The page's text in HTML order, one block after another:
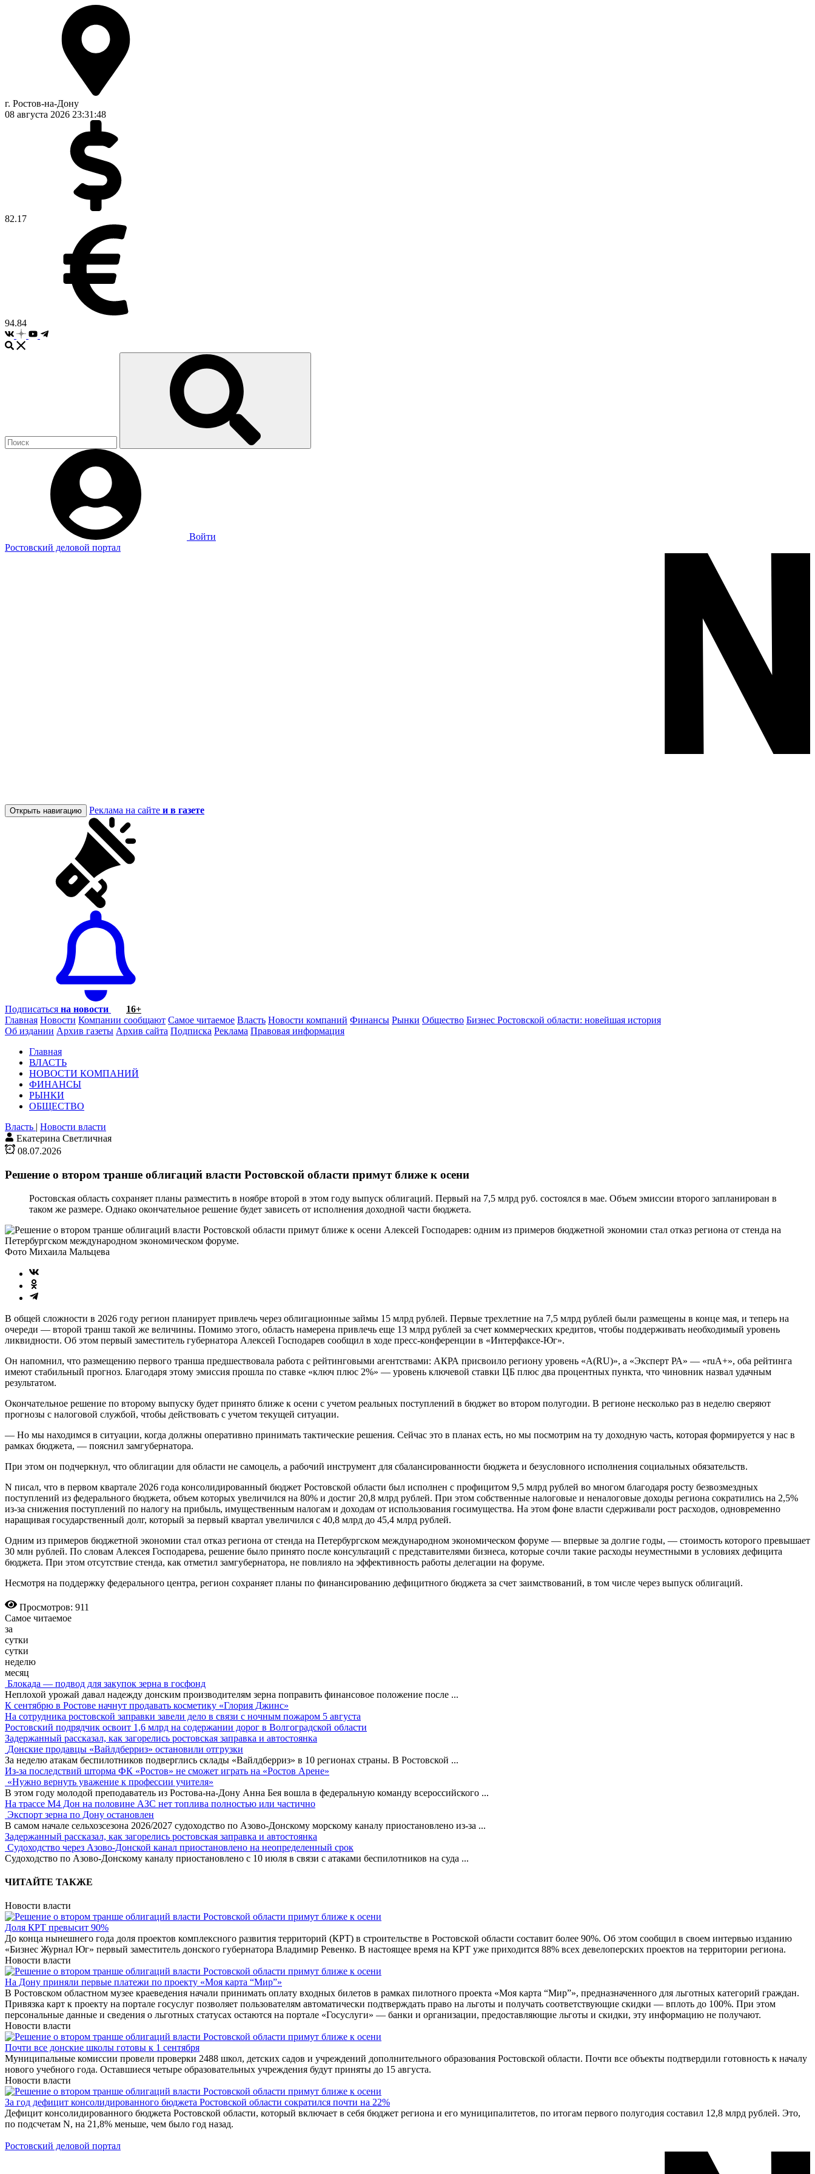
г. Ростов-на-Дону
08 августа 2026 23:31:49
82.17
94.84
Войти
Ростовский деловой портал
Открыть навигацию Реклама на сайте и в газете
Подписаться на новости
16+
Главная Новости Компании сообщают Самое читаемое Власть Новости компаний Финансы Рынки Общество Бизнес Ростовской области: новейшая история
Об издании Архив газеты Архив сайта Подписка Реклама Правовая информация
Главная
ВЛАСТЬ
НОВОСТИ КОМПАНИЙ
ФИНАНСЫ
РЫНКИ
ОБЩЕСТВО
Власть | Новости власти
Екатерина Светличная
08.07.2026
Решение о втором транше облигаций власти Ростовской области примут ближе к осени
Ростовская область сохраняет планы разместить в ноябре второй в этом году выпуск облигаций. Первый на 7,5 млрд руб. состоялся в мае. Объем эмиссии второго запланирован в
таком же размере. Однако окончательное решение будет зависеть от исполнения доходной части бюджета.
Алексей Господарев: одним из примеров бюджетной экономии стал отказ региона от стенда на
Петербургском международном экономическом форуме.
Фото Михаила Мальцева
В общей сложности в 2026 году регион планирует привлечь через облигационные займы 15 млрд рублей. Первые трехлетние на 7,5 млрд рублей были размещены в конце мая, и теперь на
очереди — второй транш такой же величины. Помимо этого, область намерена привлечь еще 13 млрд рублей за счет коммерческих кредитов, чтобы поддерживать необходимый уровень
ликвидности. Об этом первый заместитель губернатора Алексей Господарев сообщил в ходе пресс-конференции в «Интерфаксе-Юг».
Он напомнил, что размещению первого транша предшествовала работа с рейтинговыми агентствами: АКРА присвоило региону уровень «А(RU)», а «Эксперт РА» — «ruА+», оба рейтинга
имеют стабильный прогноз. Благодаря этому эмиссия прошла по ставке «ключ плюс 2%» — уровень ключевой ставки ЦБ плюс два процентных пункта, что чиновник назвал удачным
результатом.
Окончательное решение по второму выпуску будет принято ближе к осени с учетом реальных поступлений в бюджет во втором полугодии. В регионе несколько раз в неделю сверяют
прогнозы с налоговой службой, чтобы действовать с учетом текущей ситуации.
— Но мы находимся в ситуации, когда должны оперативно принимать тактические решения. Сейчас это в планах есть, но мы посмотрим на ту доходную часть, которая формируется у нас в
рамках бюджета, — пояснил замгубернатора.
При этом он подчеркнул, что облигации для области не самоцель, а рабочий инструмент для сбалансированности бюджета и безусловного исполнения социальных обязательств.
N писал, что в первом квартале 2026 года консолидированный бюджет Ростовской области был исполнен с профицитом 9,5 млрд рублей во многом благодаря росту безвозмездных
поступлений из федерального бюджета, объем которых увеличился на 80% и достиг 20,8 млрд рублей. При этом собственные налоговые и неналоговые доходы региона сократились на 2,5%
из-за снижения поступлений по налогу на прибыль, имущественным налогам и доходам от использования госимущества. На этом фоне власти сдерживали рост расходов, одновременно
наращивая государственный долг, который за первый квартал увеличился с 40,8 млрд до 45,4 млрд рублей.
Одним из примеров бюджетной экономии стал отказ региона от стенда на Петербургском международном экономическом форуме — впервые за долгие годы, — стоимость которого превышает
30 млн рублей. По словам Алексея Господарева, решение было принято после консультаций с представителями бизнеса, которые сочли такие расходы неуместными в условиях дефицита
бюджета. При этом отсутствие стенда, как отметил замгубернатора, не повлияло на эффективность работы делегации на форуме.
Несмотря на поддержку федерального центра, регион сохраняет планы по финансированию дефицитного бюджета за счет заимствований, в том числе через выпуск облигаций.
Просмотров: 911
Самое читаемое
за
сутки
сутки
неделю
месяц
Блокада — подвод для закупок зерна в госфонд
Неплохой урожай давал надежду донским производителям зерна поправить финансовое положение после ...
К сентябрю в Ростове начнут продавать косметику «Глория Джинс»
На сотрудника ростовской заправки завели дело в связи с ночным пожаром 5 августа
Ростовский подрядчик освоит 1,6 млрд на содержании дорог в Волгоградской области
Задержанный рассказал, как загорелись ростовская заправка и автостоянка
Донские продавцы «Вайлдберриз» остановили отгрузки
За неделю атакам беспилотников подверглись склады «Вайлдберриз» в 10 регионах страны. В Ростовской ...
Из-за последствий шторма ФК «Ростов» не сможет играть на «Ростов Арене»
«Нужно вернуть уважение к профессии учителя»
В этом году молодой преподаватель из Ростова-на-Дону Анна Бея вошла в федеральную команду всероссийского ...
На трассе М4 Дон на половине АЗС нет топлива полностью или частично
Экспорт зерна по Дону остановлен
В самом начале сельхозсезона 2026/2027 судоходство по Азово-Донскому морскому каналу приостановлено из-за ...
Задержанный рассказал, как загорелись ростовская заправка и автостоянка
Судоходство через Азово-Донской канал приостановлено на неопределенный срок
Судоходство по Азово-Донскому каналу приостановлено с 10 июля в связи с атаками беспилотников на суда ...
ЧИТАЙТЕ ТАКЖЕ
Новости власти
Доля КРТ превысит 90%
До конца нынешнего года доля проектов комплексного развития территорий (КРТ) в строительстве в Ростовской области составит более 90%. Об этом сообщил в своем интервью изданию
«Бизнес Журнал Юг» первый заместитель донского губернатора Владимир Ревенко. В настоящее время на КРТ уже приходится 88% всех девелоперских проектов на территории региона.
Новости власти
На Дону приняли первые платежи по проекту «Моя карта “Мир”»
В Ростовском областном музее краеведения начали принимать оплату входных билетов в рамках пилотного проекта «Моя карта “Мир”», предназначенного для льготных категорий граждан.
Привязка карт к проекту на портале госуслуг позволяет пользователям автоматически подтверждать право на льготы и получать соответствующие скидки — вплоть до 100%. При этом
персональные данные и сведения о льготных статусах остаются на портале «Госуслуги» — банки и организации, предоставляющие льготы и скидки, эту информацию не получают.
Новости власти
Почти все донские школы готовы к 1 сентября
Муниципальные комиссии провели проверки 2488 школ, детских садов и учреждений дополнительного образования Ростовской области. Почти все объекты подтвердили готовность к началу
нового учебного года. Оставшиеся четыре образовательных учреждения будут приняты до 15 августа.
Новости власти
За год дефицит консолидированного бюджета Ростовской области сократился почти на 22%
Дефицит консолидированного бюджета Ростовской области, который включает в себя бюджет региона и его муниципалитетов, по итогам первого полугодия составил 12,8 млрд рублей. Это,
по подсчетам N, на 21,8% меньше, чем было год назад.
Ростовский деловой портал